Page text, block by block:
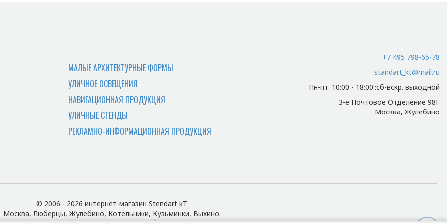
заказ самостоятельно?
документы, потребуется доверенность лицу забирающему товар.
области. Цена зависит от адреса поставки и просчитывается индивидуально.
компанией Деловые Линии. Просчет услуги осуществляется индивидуально.
Портале Поставщиков?
оферты на оказания услуг по изготовлению металлоизделий.
МАЛЫЕ АРХИТЕКТУРНЫЕ ФОРМЫ
УЛИЧНОЕ ОСВЕЩЕНИЯ
НАВИГАЦИОННАЯ ПРОДУКЦИЯ
УЛИЧНЫЕ СТЕНДЫ
РЕКЛАМНО-ИНФОРМАЦИОННАЯ ПРОДУКЦИЯ
+7 495 798-65-78
standart_kt@mail.ru
Пн-пт. 10:00 - 18:00::сб-вскр. выходной
3-е Почтовое Отделение 98Г
Москва, Жулебино
© 2006 - 2026 интернет-магазин Stendart kT
Москва, Люберцы, Жулебино, Котельники, Кузьминки, Выхино.